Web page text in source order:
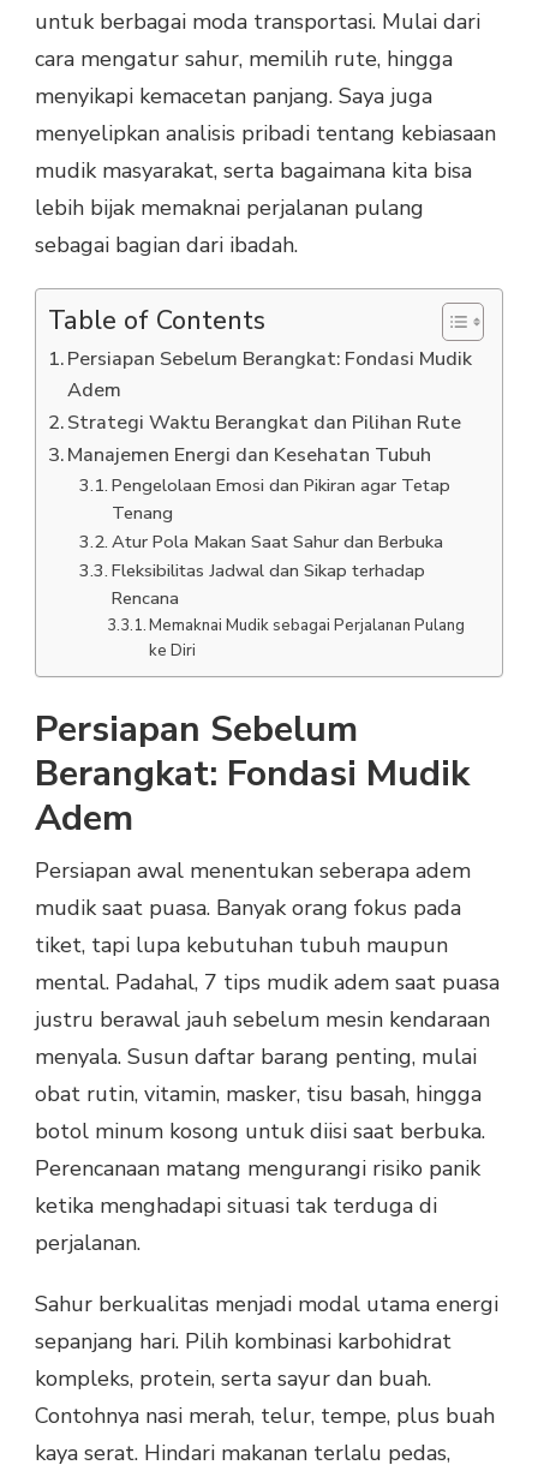
untuk berbagai moda transportasi. Mulai dari
cara mengatur sahur, memilih rute, hingga
menyikapi kemacetan panjang. Saya juga
menyelipkan analisis pribadi tentang kebiasaan
mudik masyarakat, serta bagaimana kita bisa
lebih bijak memaknai perjalanan pulang
sebagai bagian dari ibadah.
Table of Contents
Persiapan Sebelum Berangkat: Fondasi Mudik
Adem
Strategi Waktu Berangkat dan Pilihan Rute
Manajemen Energi dan Kesehatan Tubuh
Pengelolaan Emosi dan Pikiran agar Tetap
Tenang
Atur Pola Makan Saat Sahur dan Berbuka
Fleksibilitas Jadwal dan Sikap terhadap
Rencana
Memaknai Mudik sebagai Perjalanan Pulang
ke Diri
Persiapan Sebelum
Berangkat: Fondasi Mudik
Adem
Persiapan awal menentukan seberapa adem
mudik saat puasa. Banyak orang fokus pada
tiket, tapi lupa kebutuhan tubuh maupun
mental. Padahal, 7 tips mudik adem saat puasa
justru berawal jauh sebelum mesin kendaraan
menyala. Susun daftar barang penting, mulai
obat rutin, vitamin, masker, tisu basah, hingga
botol minum kosong untuk diisi saat berbuka.
Perencanaan matang mengurangi risiko panik
ketika menghadapi situasi tak terduga di
perjalanan.
Sahur berkualitas menjadi modal utama energi
sepanjang hari. Pilih kombinasi karbohidrat
kompleks, protein, serta sayur dan buah.
Contohnya nasi merah, telur, tempe, plus buah
kaya serat. Hindari makanan terlalu pedas,